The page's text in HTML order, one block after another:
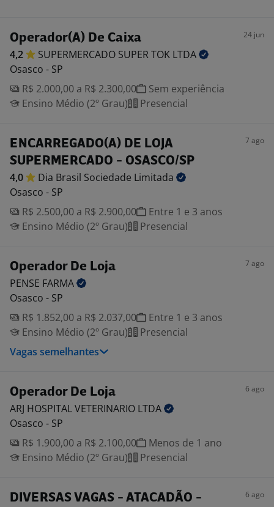
Operador(A) De Caixa 24 jun
4,2 SUPERMERCADO SUPER TOK LTDA
Osasco - SP
R$ 2.000,00 a R$ 2.300,00
Sem experiência
Ensino Médio (2º Grau)
Presencial
ENCARREGADO(A) DE LOJA
SUPERMERCADO - OSASCO/SP
7 ago
4,0 Dia Brasil Sociedade Limitada
Osasco - SP
R$ 2.500,00 a R$ 2.900,00
Entre 1 e 3 anos
Ensino Médio (2º Grau)
Presencial
Operador De Loja 7 ago
PENSE FARMA
Osasco - SP
R$ 1.852,00 a R$ 2.037,00
Entre 1 e 3 anos
Ensino Médio (2º Grau)
Presencial
Vagas semelhantes
Operador De Loja 6 ago
ARJ HOSPITAL VETERINARIO LTDA
Osasco - SP
R$ 1.900,00 a R$ 2.100,00
Menos de 1 ano
Ensino Médio (2º Grau)
Presencial
DIVERSAS VAGAS - ATACADÃO - 6 ago